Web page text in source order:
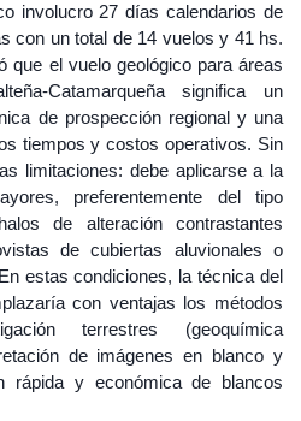
involucro 27 días calendarios de
con un total de 14 vuelos y 41 hs.
que el vuelo geológico para áreas
Catamarqueña significa un
de prospección regional y una
tiempos y costos operativos. Sin
limitaciones: debe aplicarse a la
preferentemente del tipo
de alteración contrastantes
de cubiertas aluvionales o
estas condiciones, la técnica del
con ventajas los métodos
terrestres (geoquímica
de imágenes en blanco y
rápida y económica de blancos